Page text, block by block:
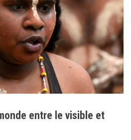
entre le visible et